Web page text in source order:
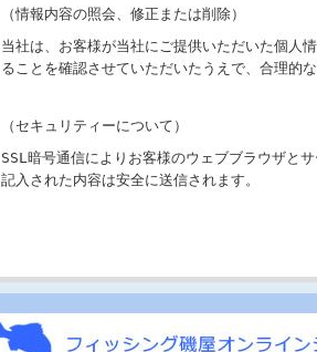
（情報内容の照会、修正または削除）
当社は、お客様が当社にご提供いただいた個人
ることを確認させていただいたうえで、合理的
（セキュリティーについて）
SSL暗号通信によりお客様のウェブブラウザと
記入された内容は安全に送信されます。